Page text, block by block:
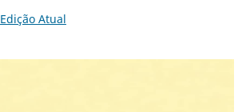
Edição Atual